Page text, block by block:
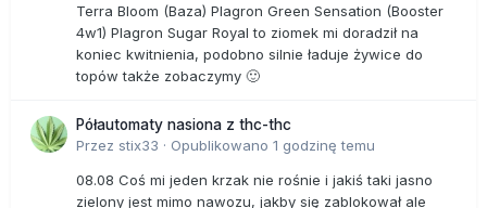
Terra Bloom (Baza) Plagron Green Sensation (Booster
4w1) Plagron Sugar Royal to ziomek mi doradził na
koniec kwitnienia, podobno silnie ładuje żywice do
topów także zobaczymy 🙂
Półautomaty nasiona z thc-thc
Przez stix33 · Opublikowano 1 godzinę temu
08.08 Coś mi jeden krzak nie rośnie i jakiś taki jasno
zielony jest mimo nawozu, jakby się zablokował ale